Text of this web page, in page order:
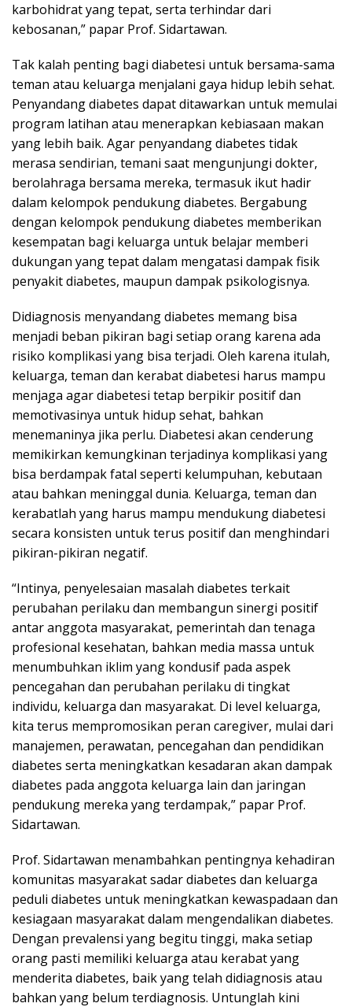
karbohidrat yang tepat, serta terhindar dari
kebosanan,” papar Prof. Sidartawan.
Tak kalah penting bagi diabetesi untuk bersama-sama
teman atau keluarga menjalani gaya hidup lebih sehat.
Penyandang diabetes dapat ditawarkan untuk memulai
program latihan atau menerapkan kebiasaan makan
yang lebih baik. Agar penyandang diabetes tidak
merasa sendirian, temani saat mengunjungi dokter,
berolahraga bersama mereka, termasuk ikut hadir
dalam kelompok pendukung diabetes. Bergabung
dengan kelompok pendukung diabetes memberikan
kesempatan bagi keluarga untuk belajar memberi
dukungan yang tepat dalam mengatasi dampak fisik
penyakit diabetes, maupun dampak psikologisnya.
Didiagnosis menyandang diabetes memang bisa
menjadi beban pikiran bagi setiap orang karena ada
risiko komplikasi yang bisa terjadi. Oleh karena itulah,
keluarga, teman dan kerabat diabetesi harus mampu
menjaga agar diabetesi tetap berpikir positif dan
memotivasinya untuk hidup sehat, bahkan
menemaninya jika perlu. Diabetesi akan cenderung
memikirkan kemungkinan terjadinya komplikasi yang
bisa berdampak fatal seperti kelumpuhan, kebutaan
atau bahkan meninggal dunia. Keluarga, teman dan
kerabatlah yang harus mampu mendukung diabetesi
secara konsisten untuk terus positif dan menghindari
pikiran-pikiran negatif.
“Intinya, penyelesaian masalah diabetes terkait
perubahan perilaku dan membangun sinergi positif
antar anggota masyarakat, pemerintah dan tenaga
profesional kesehatan, bahkan media massa untuk
menumbuhkan iklim yang kondusif pada aspek
pencegahan dan perubahan perilaku di tingkat
individu, keluarga dan masyarakat. Di level keluarga,
kita terus mempromosikan peran caregiver, mulai dari
manajemen, perawatan, pencegahan dan pendidikan
diabetes serta meningkatkan kesadaran akan dampak
diabetes pada anggota keluarga lain dan jaringan
pendukung mereka yang terdampak,” papar Prof.
Sidartawan.
Prof. Sidartawan menambahkan pentingnya kehadiran
komunitas masyarakat sadar diabetes dan keluarga
peduli diabetes untuk meningkatkan kewaspadaan dan
kesiagaan masyarakat dalam mengendalikan diabetes.
Dengan prevalensi yang begitu tinggi, maka setiap
orang pasti memiliki keluarga atau kerabat yang
menderita diabetes, baik yang telah didiagnosis atau
bahkan yang belum terdiagnosis. Untunglah kini